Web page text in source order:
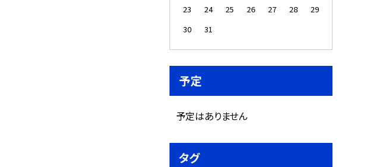
23
24 25 26 27 28
29
30
31
予定
予定はありません
タグ